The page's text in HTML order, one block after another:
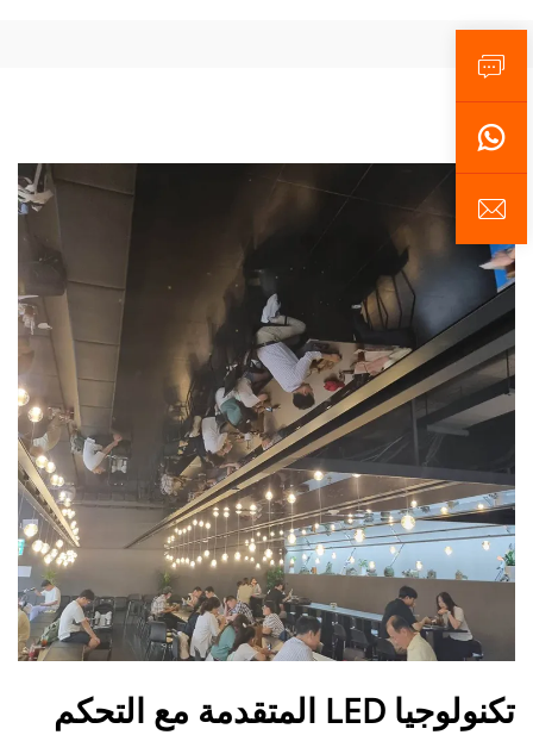
تكنولوجيا LED المتقدمة مع التحكم